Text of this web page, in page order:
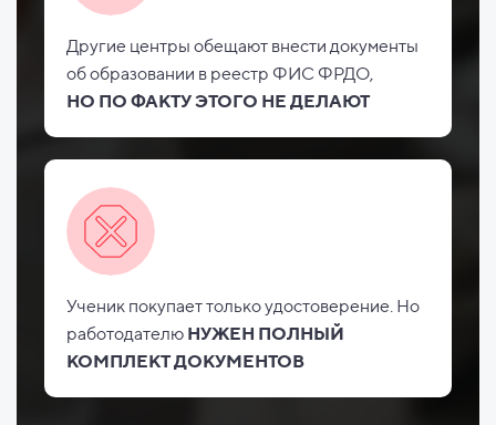
Другие центры обещают внести документы
обобразовании в реестр ФИС ФРДО,
НО ПО ФАКТУ ЭТОГО НЕ ДЕЛАЮТ
Ученик покупает только удостоверение. Но
работодателю НУЖЕН ПОЛНЫЙ
КОМПЛЕКТ ДОКУМЕНТОВ